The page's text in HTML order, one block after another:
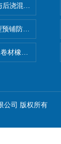
后浇混凝土剥离强
铺防水卷材抗冲
材橡胶测厚仪
公司 版权所有